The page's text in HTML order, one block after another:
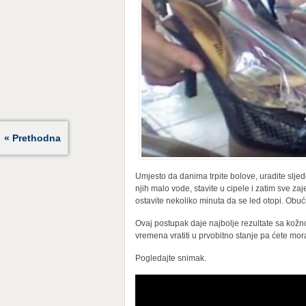
Umjesto da danima trpite bolove, uradite
njih malo vode, stavite u cipele i zatim sve
ostavite nekoliko minuta da se led otopi.
Ovaj postupak daje najbolje rezultate sa
vremena vratiti u prvobitno stanje pa ćete
Pogledajte snimak.
« Prethodna